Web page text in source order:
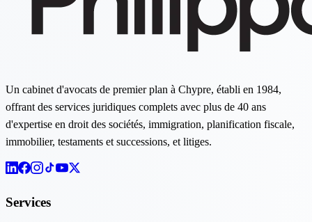
Un cabinet d'avocats de premier plan à Chypre, établi en 1984,
offrant des services juridiques complets avec plus de 40 ans
d'expertise en droit des sociétés, immigration, planification fiscale,
immobilier, testaments et successions, et litiges.
Services